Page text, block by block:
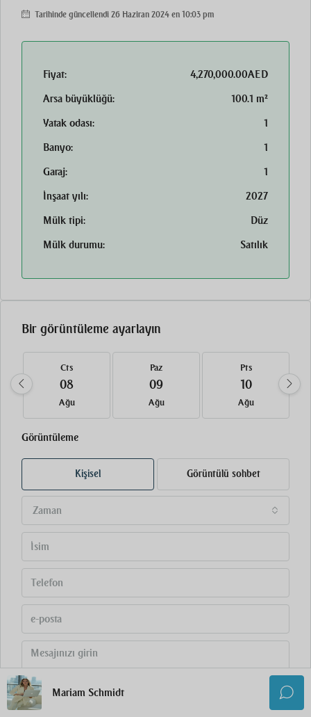
Tarihinde güncellendi 26 Haziran 2024 en 10:03 pm
Fiyat:
4,270,000.00AED
Arsa büyüklüğü:
100.1 m²
Yatak odası:
1
Banyo:
1
Garaj:
1
İnşaat yılı:
2027
Mülk tipi:
Düz
Mülk durumu:
Satılık
Bir görüntüleme ayarlayın
Cts
08
Ağu
Paz
09
Ağu
Pts
10
Ağu
Görüntüleme
Kişisel Görüntülü sohbet
Zaman
Bu formu göndererek aşağıdakileri kabul ediyorum Kullanım Koşulları
Mariam Schmidt